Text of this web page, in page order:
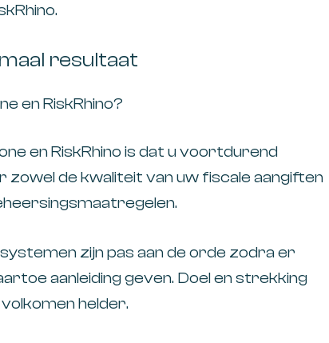
resultaat
en RiskRhino?
en RiskRhino is dat u voortdurend
de kwaliteit van uw fiscale aangiften
zijn pas aan de orde zodra er
aanleiding geven. Doel en strekking
helder.